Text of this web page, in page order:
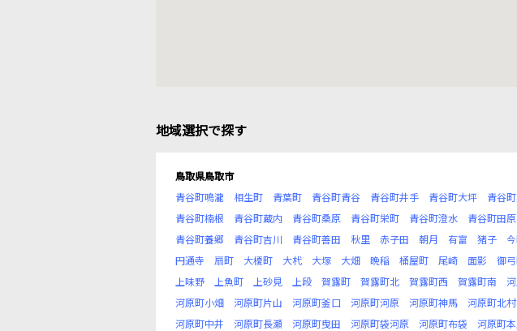
地域選択で探す
鳥取県鳥取市
青谷町鳴瀧
相生町 青葉町 青谷町青谷 青谷町井手 青谷町大坪 青谷
青谷町楠根
青谷町蔵内 青谷町桑原 青谷町栄町 青谷町澄水 青谷町田
青谷町養郷
青谷町吉川 青谷町善田 秋里 赤子田 朝月 有富 猪子
円通寺
扇町 大榎町 大杙 大塚 大畑 晩稲 桶屋町 尾崎 面影 御
上味野
上魚町 上砂見 上段 賀露町 賀露町北 賀露町西 賀露町南
河原町小畑
河原町片山 河原町釜口 河原町河原 河原町神馬 河原町北村
河原町中井
河原町長瀬 河原町曳田 河原町袋河原 河原町布袋 河原町